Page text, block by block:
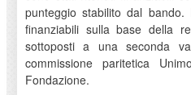
punteggio stabilito dal
finanziabili sulla base della
sottoposti a una seconda
commissione paritetica
Fondazione.